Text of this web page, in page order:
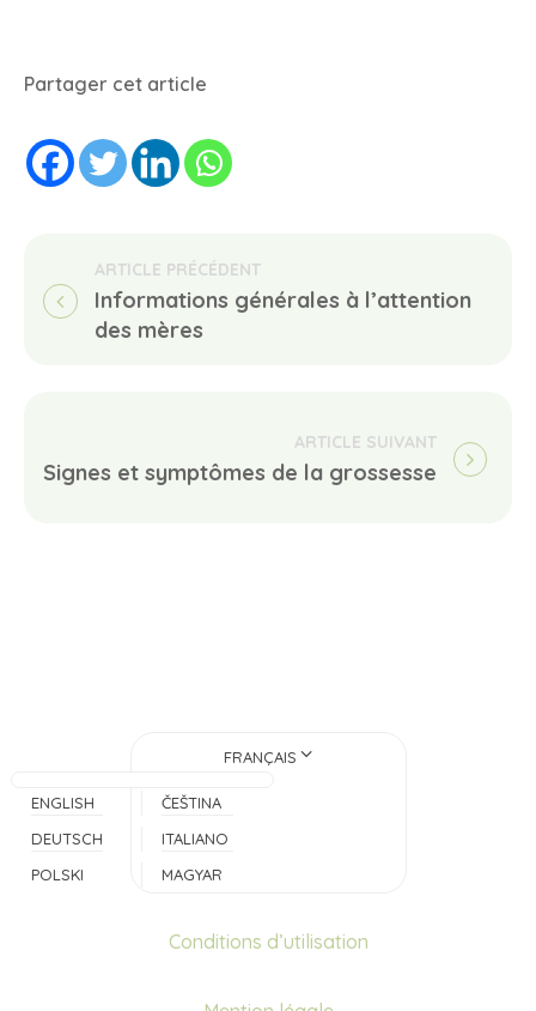
Partager cet article
Informations générales à l’attention
des mères
Signes et symptômes de la grossesse
FRANÇAIS
ENGLISH
ČEŠTINA
DEUTSCH
ITALIANO
POLSKI
MAGYAR
Conditions d’utilisation